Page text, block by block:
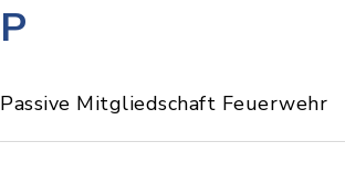
P
Passive Mitgliedschaft Feuerwehr